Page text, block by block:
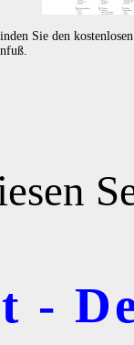
Sie den
-